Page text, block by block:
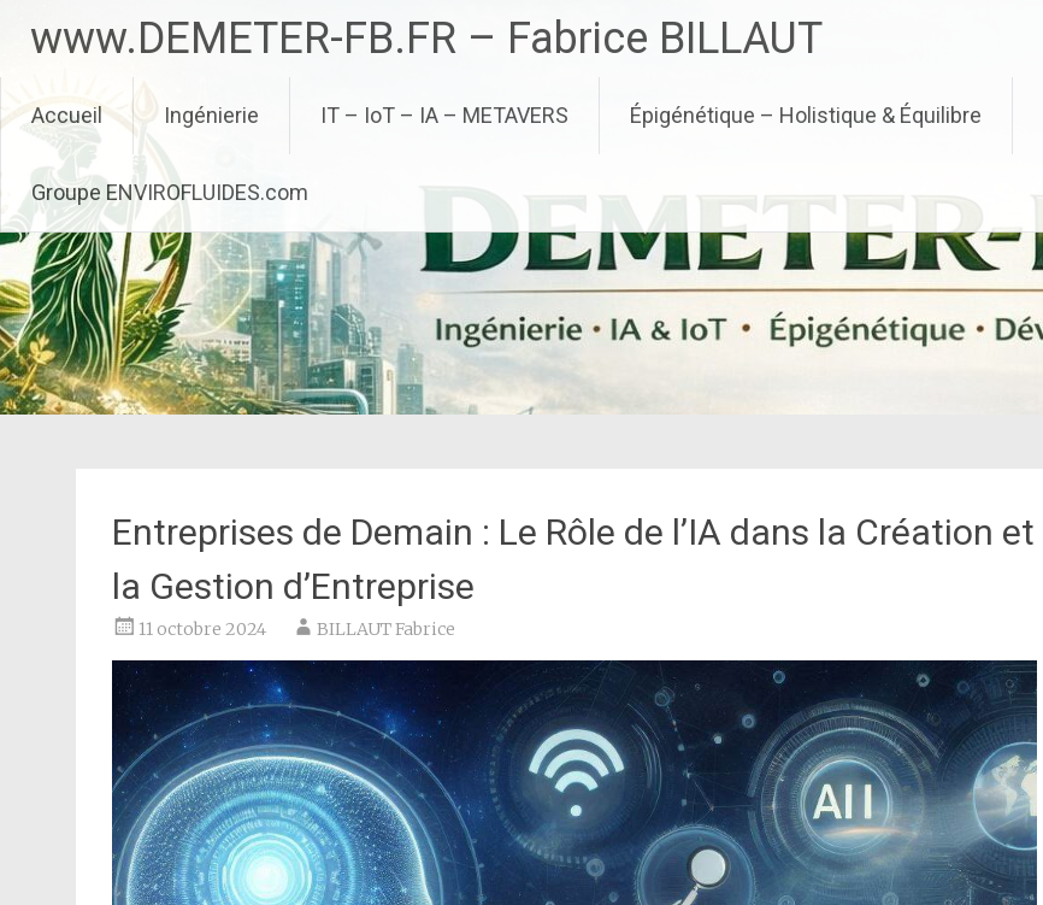
contenu
www.DEMETER-FB.FR – Fabrice BILLAUT
Accueil Ingénierie IT – IoT – IA – METAVERS Épigénétique – Holistique & Équilibre
Groupe ENVIROFLUIDES.com
Entreprises de Demain : Le Rôle de l’IA dans la Création et
la Gestion d’Entreprise
11 octobre 2024 BILLAUT Fabrice